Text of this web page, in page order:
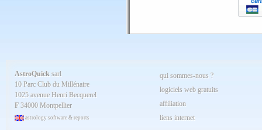
AstroQuick sarl
10 Parc Club du Millénaire
1025 avenue Henri Becquerel
F 34000 Montpellier
astrology software & reports
qui sommes-nous ?
logiciels web gratuits
affiliation
liens internet